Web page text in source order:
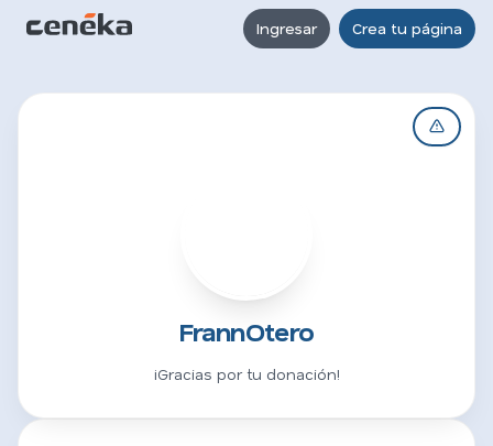
Ingresar Crea tu página
FrannOtero
¡Gracias por tu donación!